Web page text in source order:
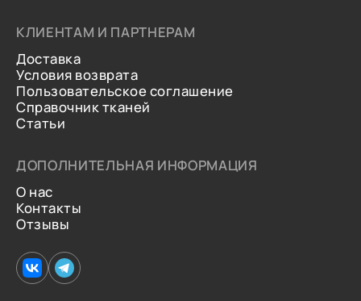
КЛИЕНТАМ И ПАРТНЕРАМ
Доставка
Условия возврата
Пользовательское соглашение
Справочник тканей
Статьи
ДОПОЛНИТЕЛЬНАЯ ИНФОРМАЦИЯ
О нас
Контакты
Отзывы